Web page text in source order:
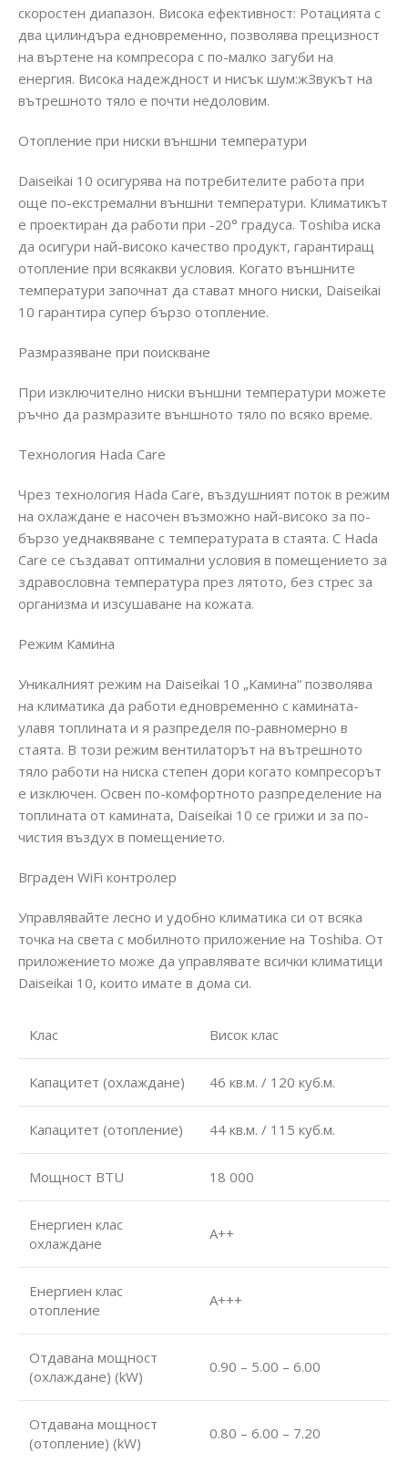
скоростен диапазон. Висока ефективност: Ротацията с
два цилиндъра едновременно, позволява прецизност
на въртене на компресора с по-малко загуби на
енергия. Висока надеждност и нисък шум:жЗвукът на
вътрешното тяло е почти недоловим.
Отопление при ниски външни температури
Daiseikai 10 осигурява на потребителите работа при
още по-екстремални външни температури. Климатикът
е проектиран да работи при -20° градуса. Toshiba иска
да осигури най-високо качество продукт, гарантиращ
отопление при всякакви условия. Когато външните
температури започнат да стават много ниски, Daiseikai
10 гарантира супер бързо отопление.
Размразяване при поискване
При изключително ниски външни температури можете
ръчно да размразите външното тяло по всяко време.
Технология Hada Care
Чрез технология Hada Care, въздушният поток в режим
на охлаждане е насочен възможно най-високо за по-
бързо уеднаквяване с температурата в стаята. С Hada
Care се създават оптимални условия в помещението за
здравословна температура през лятото, без стрес за
организма и изсушаване на кожата.
Режим Камина
Уникалният режим на Daiseikai 10 „Камина“ позволява
на климатика да работи едновременно с камината-
улавя топлината и я разпределя по-равномерно в
стаята. В този режим вентилаторът на вътрешното
тяло работи на ниска степен дори когато компресорът
е изключен. Освен по-комфортното разпределение на
топлината от камината, Daiseikai 10 се грижи и за по-
чистия въздух в помещението.
Вграден WiFi контролер
Управлявайте лесно и удобно климатика си от всяка
точка на света с мобилното приложение на Toshiba. От
приложението може да управлявате всички климатици
Daiseikai 10, които имате в дома си.
Клас Висок клас
Капацитет (охлаждане) 46 кв.м. / 120 куб.м.
Капацитет (отопление) 44 кв.м. / 115 куб.м.
Мощност BTU 18 000
Енергиен клас
охлаждане
А++
Енергиен клас
отопление
А+++
Отдавана мощност
(охлаждане) (kW)
0.90 – 5.00 – 6.00
Отдавана мощност
(отопление) (kW)
0.80 – 6.00 – 7.20